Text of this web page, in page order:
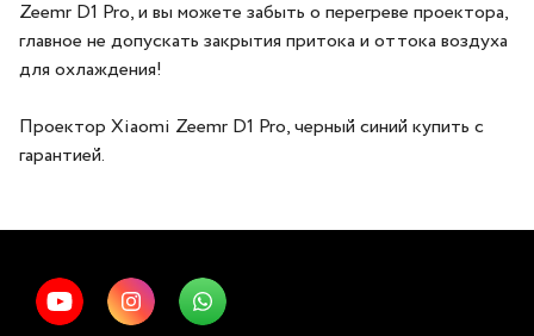
Zeemr D1 Pro, и вы можете забыть о перегреве проектора,
главное не допускать закрытия притока и оттока воздуха
для охлаждения!
Проектор Xiaomi Zeemr D1 Pro, черный синий купить с
гарантией.